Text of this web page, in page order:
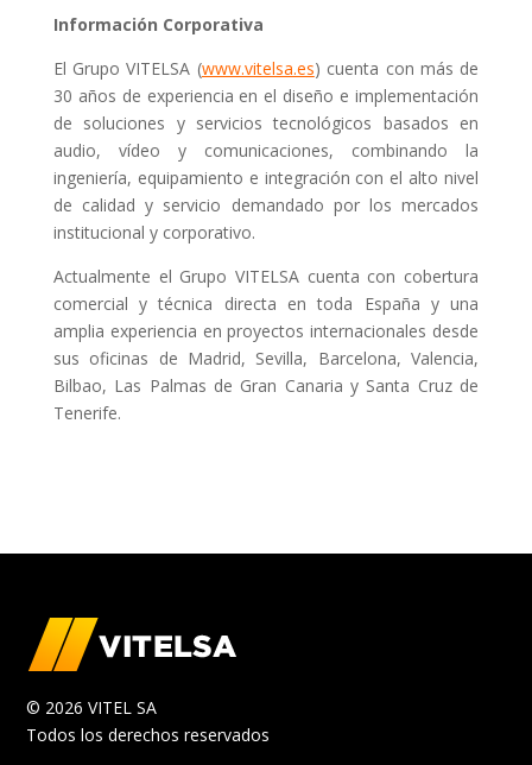
Información Corporativa
El Grupo VITELSA (www.vitelsa.es) cuenta con más de
30 años de experiencia en el diseño e implementación
de soluciones y servicios tecnológicos basados en
audio, vídeo y comunicaciones, combinando la
ingeniería, equipamiento e integración con el alto nivel
de calidad y servicio demandado por los mercados
institucional y corporativo.
Actualmente el Grupo VITELSA cuenta con cobertura
comercial y técnica directa en toda España y una
amplia experiencia en proyectos internacionales desde
sus oficinas de Madrid, Sevilla, Barcelona, Valencia,
Bilbao, Las Palmas de Gran Canaria y Santa Cruz de
Tenerife.
© 2026 VITEL SA
Todos los derechos reservados